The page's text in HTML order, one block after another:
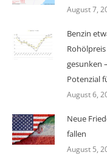
August 7,
Benzin
gesunken
Potenzial
August 6,
Neue
fallen
August 5,